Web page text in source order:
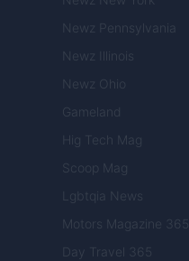
Newz Pennsylvania
Newz Illinois
Newz Ohio
Gameland
Hig Tech Mag
Scoop Mag
Lgbtqia News
Motors Magazine 365
Day Travel 365